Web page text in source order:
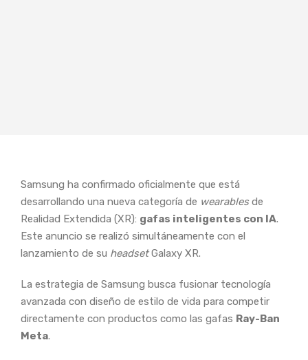
Samsung ha confirmado oficialmente que está
desarrollando una nueva categoría de wearablesde
Realidad Extendida (XR): gafas inteligentes con IA.
Este anuncio se realizó simultáneamente con el
lanzamiento de su headsetGalaxy XR.
La estrategia de Samsung busca fusionar tecnología
avanzada con diseño de estilo de vida para competir
directamente con productos como las gafas Ray-Ban
Meta.